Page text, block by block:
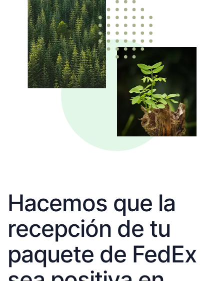
Hacemos que la
recepción de tu
paquete de FedEx